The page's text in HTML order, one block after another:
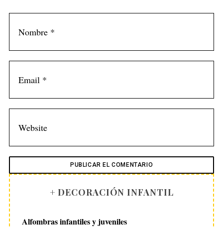
+ DECORACIÓN INFANTIL
Alfombras infantiles y juveniles